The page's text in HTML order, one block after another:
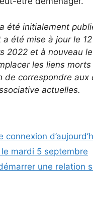
été initialement
a été mise à jour le
2022 et à nouveau
les liens
de correspondre aux
actuelles.
connexion
mardi 5 septembre
une relation